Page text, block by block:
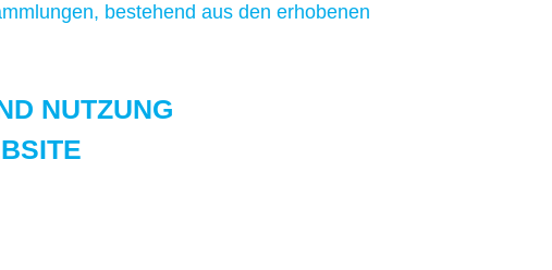
bestehend aus den erhobenen
NUTZUNG